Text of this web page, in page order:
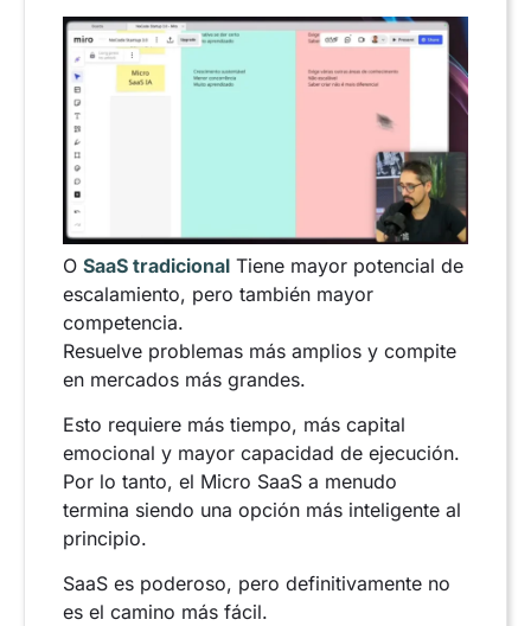
O SaaS tradicional Tiene mayor potencial de
escalamiento, pero también mayor
competencia.
Resuelve problemas más amplios y compite
en mercados más grandes.
Esto requiere más tiempo, más capital
emocional y mayor capacidad de ejecución.
Por lo tanto, el Micro SaaS a menudo
termina siendo una opción más inteligente al
principio.
SaaS es poderoso, pero definitivamente no
es el camino más fácil.